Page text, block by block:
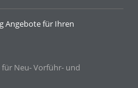
Angebote für Ihren
Neu- Vorführ- und